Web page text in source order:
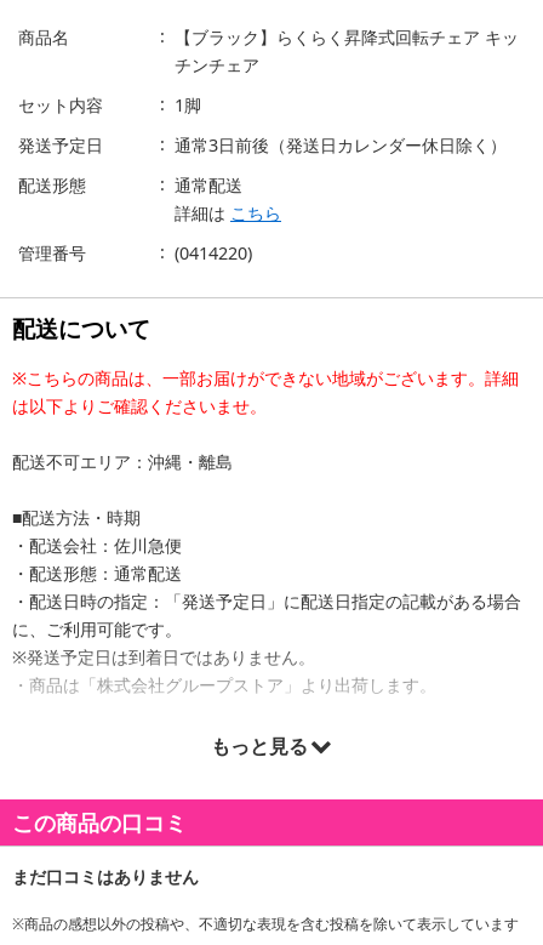
商品名
【ブラック】らくらく昇降式回転チェア キッ
チンチェア
セット内容
1脚
発送予定日
通常3日前後（発送日カレンダー休日除く）
配送形態
通常配送
詳細は こちら
管理番号
(0414220)
配送について
※こちらの商品は、一部お届けができない地域がございます。詳細
は以下よりご確認くださいませ。
配送不可エリア：沖縄・離島
■配送方法・時期
・配送会社：佐川急便
・配送形態：通常配送
・配送日時の指定：「発送予定日」に配送日指定の記載がある場合
に、ご利用可能です。
※発送予定日は到着日ではありません。
・商品は「株式会社グループストア」より出荷します。
もっと見る
この商品の口コミ
※商品の感想以外の投稿や、不適切な表現を含む投稿を除いて表示しています